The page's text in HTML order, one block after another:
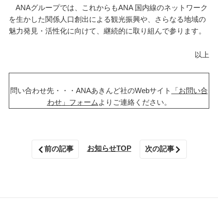
ANAグループでは、これからもANA 国内線のネットワーク
を生かした関係人口創出による観光振興や、さらなる地域の
魅⼒発⾒・活性化に向けて、継続的に取り組んで参ります。
以上
問い合わせ先・・・ANAあきんど社のWebサイト
「お問い合
わせ」フォーム よりご連絡ください。
前の記事 お知らせTOP 次の記事